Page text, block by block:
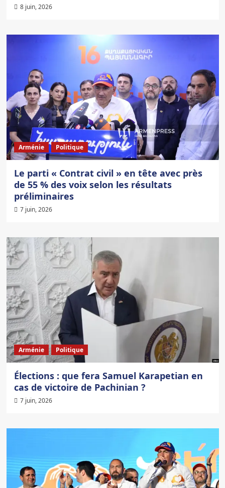
8 juin, 2026
Arménie Politique
Le parti « Contrat civil » en tête avec près
de 55 % des voix selon les résultats
préliminaires
7 juin, 2026
Arménie Politique
Élections : que fera Samuel Karapetian en
cas de victoire de Pachinian ?
7 juin, 2026